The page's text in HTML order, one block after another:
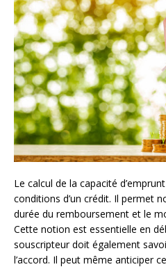
Le calcul de la capacité
conditions d’un crédit. Il permet
durée du remboursement et le
Cette notion est essentielle en
souscripteur doit également
l’accord. Il peut même anticiper